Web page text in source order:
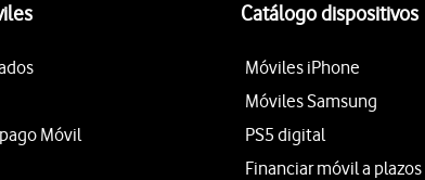
Móvil
Catálogo dispositivos
Móviles iPhone
Móviles Samsung
PS5 digital
Financiar móvil a plazos